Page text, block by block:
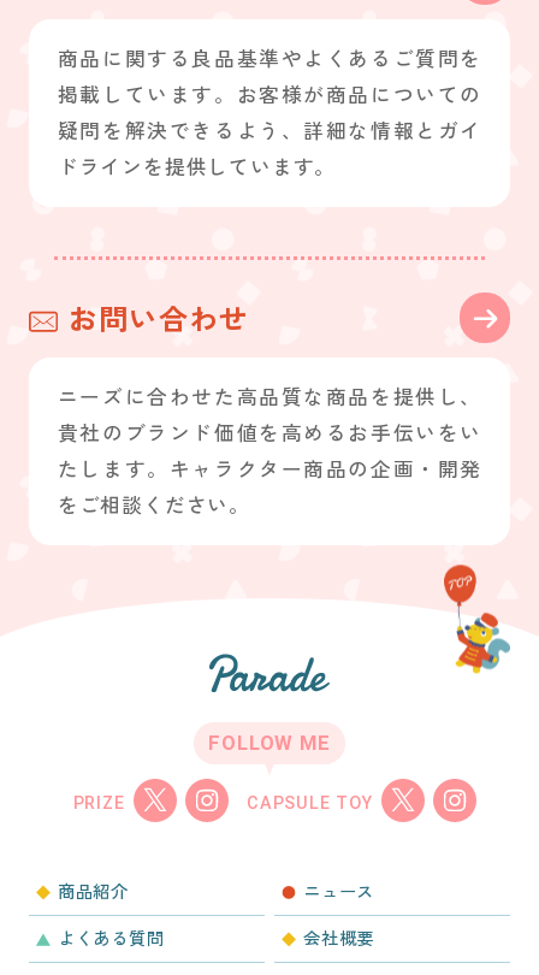
商品に関する良品基準やよくあるご質問を
掲載しています。お客様が商品についての
疑問を解決できるよう、詳細な情報とガイ
ドラインを提供しています。
お問い合わせ
ニーズに合わせた高品質な商品を提供し、
貴社のブランド価値を高めるお手伝いをい
たします。キャラクター商品の企画・開発
をご相談ください。
FOLLOW ME
PRIZE CAPSULE TOY
商品紹介 ニュース
よくある質問 会社概要